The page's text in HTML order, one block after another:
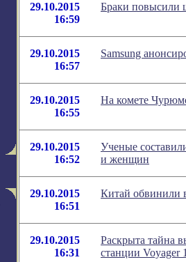
29.10.2015
16:59
Браки повыcили
29.10.2015
16:57
Samsung
29.10.2015
16:55
На комете
29.10.2015
16:52
Ученые
и женщин
29.10.2015
16:51
Китай обвинили
29.10.2015
16:31
Раскрыта тайна
станции Voyager